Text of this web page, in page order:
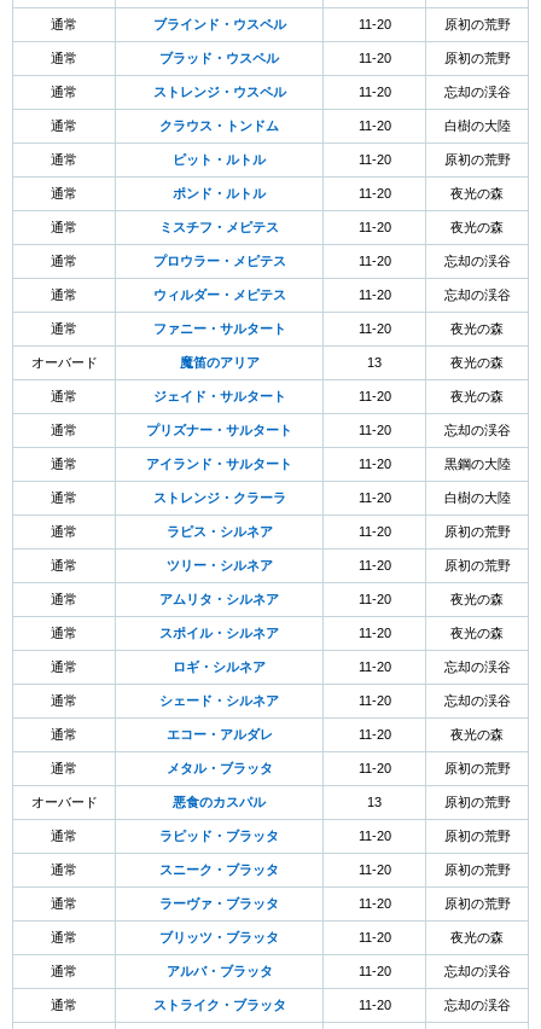
通常 ブラインド・ウスペル 11-20 原初の荒野
通常 ブラッド・ウスペル 11-20 原初の荒野
通常 ストレンジ・ウスペル 11-20 忘却の渓谷
通常 クラウス・トンドム 11-20 白樹の大陸
通常 ピット・ルトル 11-20 原初の荒野
通常 ポンド・ルトル 11-20 夜光の森
通常 ミスチフ・メピテス 11-20 夜光の森
通常 プロウラー・メピテス 11-20 忘却の渓谷
通常 ウィルダー・メピテス 11-20 忘却の渓谷
通常 ファニー・サルタート 11-20 夜光の森
オーバード 魔笛のアリア 13 夜光の森
通常 ジェイド・サルタート 11-20 夜光の森
通常 プリズナー・サルタート 11-20 忘却の渓谷
通常 アイランド・サルタート 11-20 黒鋼の大陸
通常 ストレンジ・クラーラ 11-20 白樹の大陸
通常 ラピス・シルネア 11-20 原初の荒野
通常 ツリー・シルネア 11-20 原初の荒野
通常 アムリタ・シルネア 11-20 夜光の森
通常 スポイル・シルネア 11-20 夜光の森
通常 ロギ・シルネア 11-20 忘却の渓谷
通常 シェード・シルネア 11-20 忘却の渓谷
通常 エコー・アルダレ 11-20 夜光の森
通常 メタル・ブラッタ 11-20 原初の荒野
オーバード 悪食のカスパル 13 原初の荒野
通常 ラピッド・ブラッタ 11-20 原初の荒野
通常 スニーク・ブラッタ 11-20 原初の荒野
通常 ラーヴァ・ブラッタ 11-20 原初の荒野
通常 ブリッツ・ブラッタ 11-20 夜光の森
通常 アルバ・ブラッタ 11-20 忘却の渓谷
通常 ストライク・ブラッタ 11-20 忘却の渓谷